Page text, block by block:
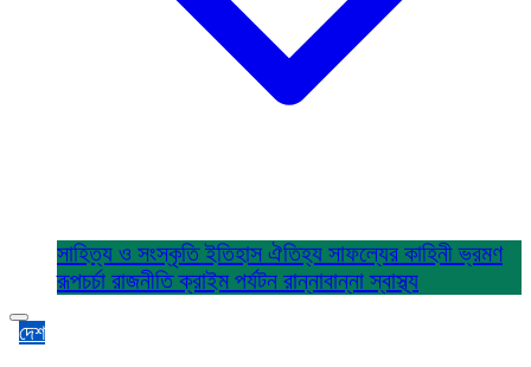
সাহিত্য ও সংস্কৃতিইতিহাস ঐতিহ্য সাফল্যের কাহিনীভ্রমণ
রূপচর্চা রাজনীতিক্রাইম পর্যটন রান্নাবান্নাস্বাস্থ্য
দেশ